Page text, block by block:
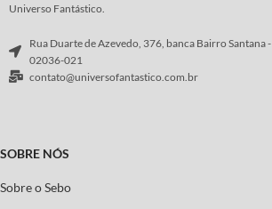
Universo Fantástico.
Rua Duarte de Azevedo, 376, banca Bairro Santana -
02036-021
contato@universofantastico.com.br
SOBRE NÓS
Sobre o Sebo